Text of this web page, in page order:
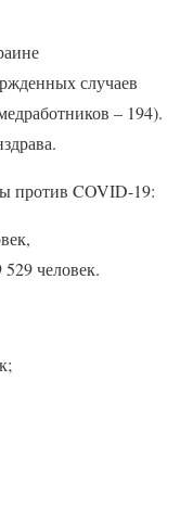
случаев
– 194).
против COVID-19:
человек.